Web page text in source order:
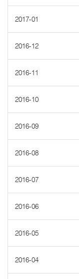
2017-01
2016-12
2016-11
2016-10
2016-09
2016-08
2016-07
2016-06
2016-05
2016-04